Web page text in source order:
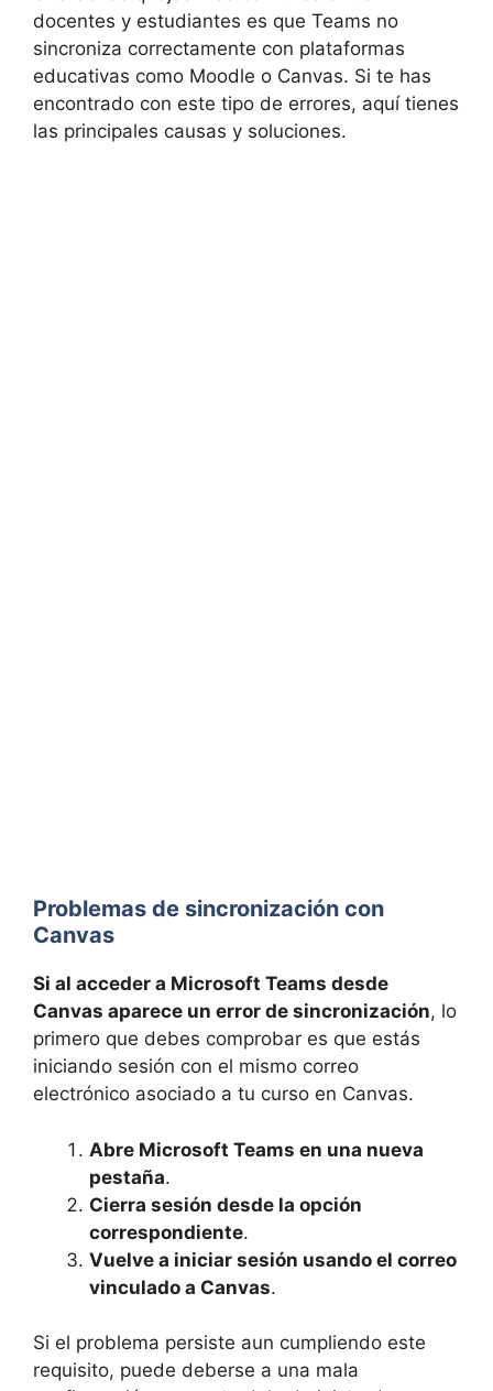
docentes y estudiantes es que Teams no
sincroniza correctamente con plataformas
educativas como Moodle o Canvas. Si te has
encontrado con este tipo de errores, aquí tienes
las principales causas y soluciones.
Problemas de sincronización con
Canvas
Si al acceder a Microsoft Teams desde
Canvas aparece un error de sincronización, lo
primero que debes comprobar es que estás
iniciando sesión con el mismo correo
electrónico asociado a tu curso en Canvas.
Abre Microsoft Teams en una nueva
pestaña.
Cierra sesión desde la opción
correspondiente.
Vuelve a iniciar sesión usando el correo
vinculado a Canvas.
Si el problema persiste aun cumpliendo este
requisito, puede deberse a una mala